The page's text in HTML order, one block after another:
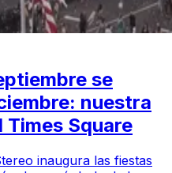
se
nuestra
Square
inaugura las fiestas